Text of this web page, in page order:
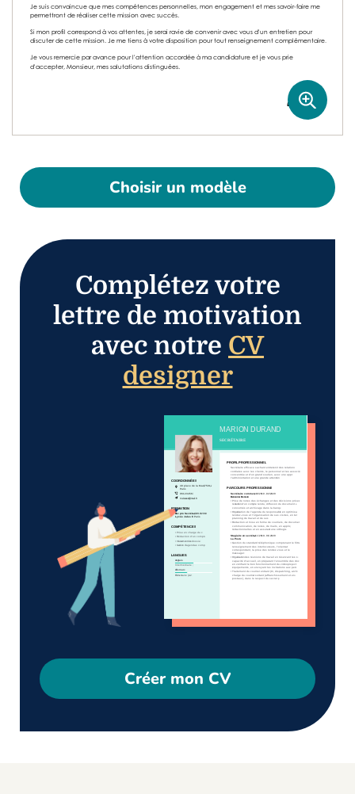
Choisir un modèle
Complétez votre
lettre de motivation
avec notre CV
designer
Créer mon CV